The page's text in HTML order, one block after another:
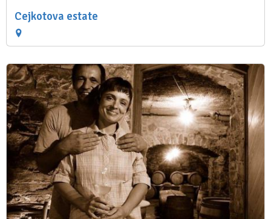
Cejkotova estate